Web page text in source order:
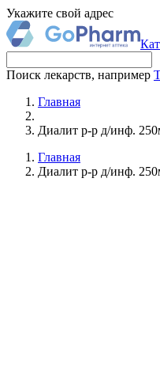
Укажите свой адрес
Поиск лекарств, например
Главная
Диалит р-р д/инф.
Главная
Диалит р-р д/инф.